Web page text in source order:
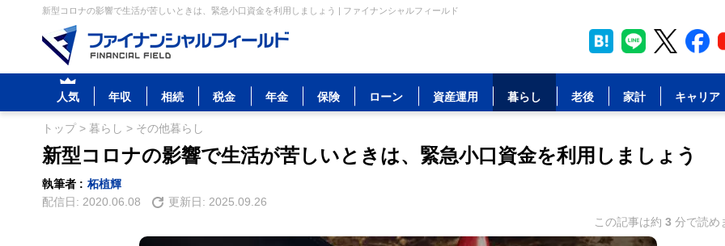
新型コロナの影響で生活が苦しいときは、緊急小口資金を利用しましょう | ファイナンシャルフィールド
人気 年収 相続 税金 年金 保険 ローン 資産運用 暮らし 老後 家計 キャリア
トップ> 暮らし > その他暮らし
新型コロナの影響で生活が苦しいときは、緊急小口資金を利用しましょう
執筆者 : 柘植輝
配信日: 2020.06.08 更新日: 2025.09.26
この記事は約 3 分で読め